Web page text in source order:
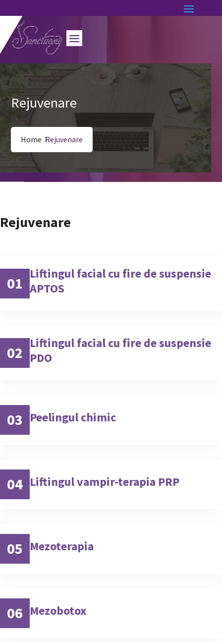
Rejuvenare
Home Rejuvenare
Rejuvenare
Liftingul facial cu fire de suspensie
APTOS
01
Liftingul facial cu fire de suspensie
PDO
02
Peelingul chimic
03
Liftingul vampir-terapia PRP
04
Mezoterapia
05
Mezobotox
06